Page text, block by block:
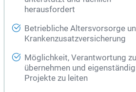
herausfordert
Betriebliche Altersvorsorge
Krankenzusatzversicherung
Möglichkeit, Verantwortung zu
übernehmen und eigenständig
Projekte zu leiten